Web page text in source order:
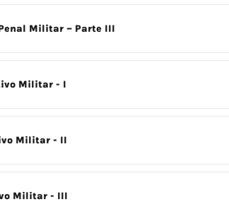
Militar – Parte III
Militar - I
Militar - II
Militar - III